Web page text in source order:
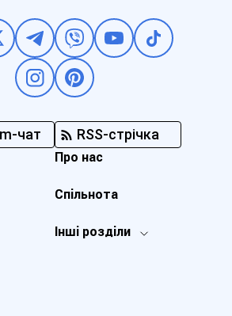
чат RSS-стрічка
Інші розділи
Про нас
Спільнота